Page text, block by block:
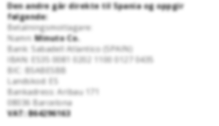
Den andre går direkte til Spania og oppgir
følgende:
Betalningsmottagare:
Namn:Minuto Co.
Bank: Sabadell Atlantico (SPAIN)
IBAN: ES35 0081 0202 1100 0127 0435
BIC: BSABESBB
Landskod: ES
Bankadress: Aribau 171
08036 Barcelona
VAT: B64296163